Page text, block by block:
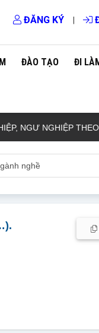
ĐĂNG KÝ |
ĐÀO TẠO ĐI
NGHIỆP THEO